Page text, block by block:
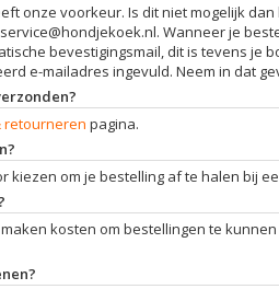
onze voorkeur. Is dit niet mogelijk
. Wanneer je
bevestigingsmail, dit is tevens je
e-mailadres ingevuld. Neem in dat
retourneren pagina.
kiezen om je bestelling af te halen bij
kosten om bestellingen te